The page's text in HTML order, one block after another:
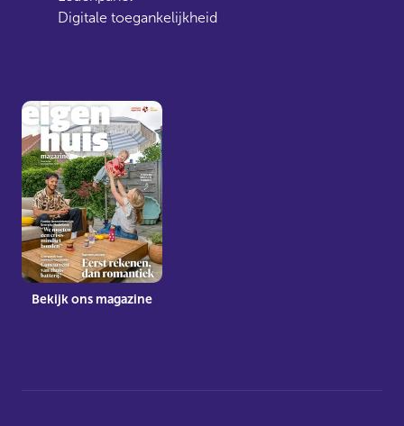
Digitale toegankelijkheid
Bekijk ons magazine